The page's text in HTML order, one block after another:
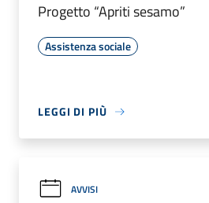
Progetto “Apriti sesamo”
Assistenza sociale
LEGGI DI PIÙ
AVVISI